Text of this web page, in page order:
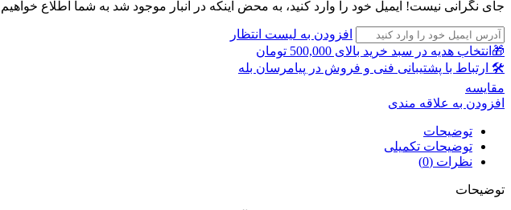
جای نگرانی نیست! ایمیل خود را وارد کنید، به محض اینکه در انبار موجود شد به شما اطلاع خواهیم
افزودن به لیست انتظار
🎁انتخاب هدیه در سبد خرید بالای 500,000 تومان
🛠 ارتباط با پشتیبانی فنی و فروش در پیامرسان بله
مقايسه
افزودن به علاقه مندی
توضیحات
توضیحات تکمیلی
نظرات (0)
توضیحات